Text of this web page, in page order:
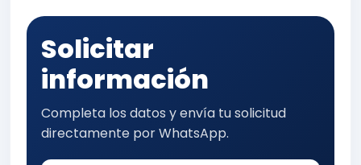
Solicitar
información
Completa los datos y envía tu solicitud
directamente por WhatsApp.